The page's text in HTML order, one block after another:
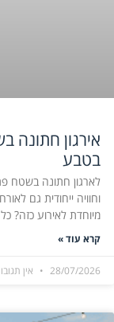
אירגון חתונה
בטבע
לארגון חתונה בשטח
וחוויה ייחודית גם
מיוחדת לאירוע כזה?
קרא עוד »
28/07/2026 אין